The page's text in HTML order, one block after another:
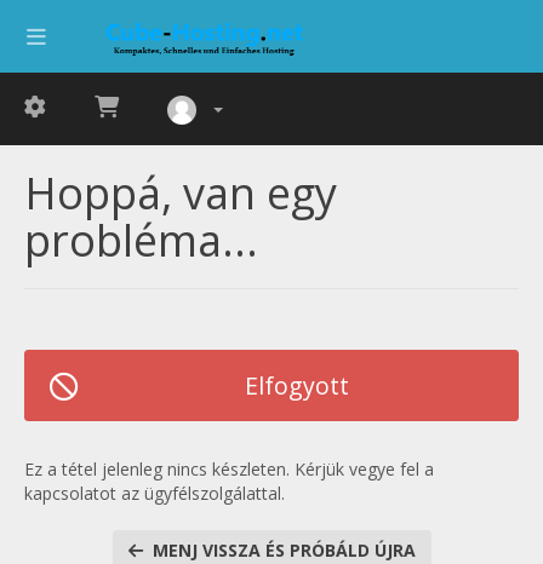
Hoppá, van egy
probléma...
Elfogyott
Ez a tétel jelenleg nincs készleten. Kérjük vegye fel a
kapcsolatot az ügyfélszolgálattal.
MENJ VISSZA ÉS PRÓBÁLD ÚJRA